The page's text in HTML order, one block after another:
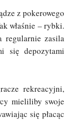
z pokerowego
właśnie – rybki.
regularnie zasila
się depozytami
rekreacyjni,
mieliliby swoje
się płacąc